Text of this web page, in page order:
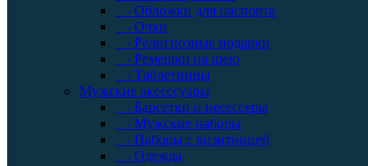
- Обложки для паспорта
- Очки
- Религиозные подарки
- Ремешки на шею
- Таблетницы
Мужские аксессуары
- Барсетки и несессеры
- Мужские наборы
- Наборы с визитницей
- Одежда